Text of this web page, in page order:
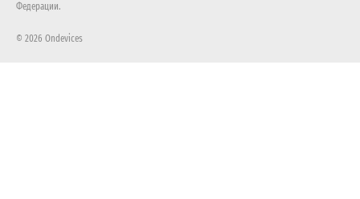
Федерации.
© 2026 Ondevices